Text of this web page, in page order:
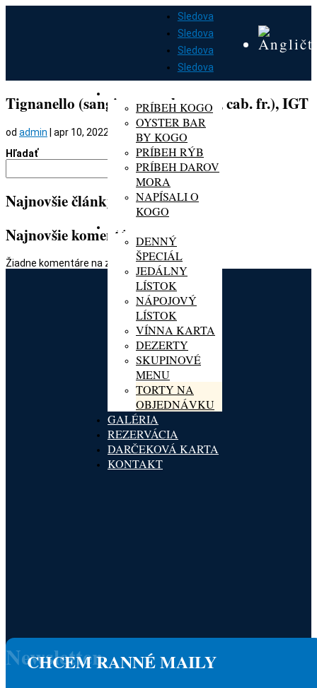
Sledova
Sledova
Sledova
Sledova
DOMOV
PRÍBEH KOGO
OYSTER BAR
BY KOGO
PRÍBEH RÝB
PRÍBEH DAROV
MORA
NAPÍSALI O
KOGO
DENNÝ
ŠPECIÁL
JEDÁLNY
LÍSTOK
NÁPOJOVÝ
LÍSTOK
VÍNNA KARTA
DEZERTY
SKUPINOVÉ
MENU
TORTY NA
OBJEDNÁVKU
GALÉRIA
REZERVÁCIA
DARČEKOVÁ KARTA
KONTAKT
Tignanello (sangiovese, cab. sauv., cab. fr.), IGT
od admin
apr 10, 2022
Hľadať
Hľadať
Najnovšie články
Najnovšie komentáre
Žiadne komentáre na zobrazenie.
CHCEM RANNÉ MAILY
Newsletter